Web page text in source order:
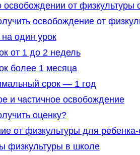
от физкультуры
освобождение от
один урок
от 1 до 2 недель
более 1 месяца
срок — 1 год
и частичное освобождение
оценку?
от физкультуры для ребенка-
физкультуры в школе